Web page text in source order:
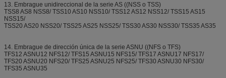
13. Embrague unidireccional de la serie AS ((NSS o TSS)
TSS8 AS8 NSS8/ TSS10 AS10 NSS10/ TSS12 AS12 NSS12/ TSS15 AS15
NSS15/
TSS20 AS20 NSS20/ TSS25 AS25 NSS25/ TSS30 AS30 NSS30/ TSS35 AS35
14. Embrague de dirección única de la serie ASNU ((NFS o TFS)
TFS12 ASNU12 NFS12/ TFS15 ASNU15 NFS15/ TFS17 ASNU17 NFS17/
TFS20 ASNU20 NFS20/ TFS25 ASNU25 NFS25/ TFS30 ASNU30 NFS30/
TFS35 ASNU35